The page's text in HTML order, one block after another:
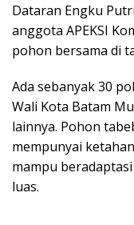
Dataran Engku
anggota APEKSI
pohon bersama di
Ada sebanyak 30
Wali Kota Batam
lainnya. Pohon
mempunyai
mampu
luas.